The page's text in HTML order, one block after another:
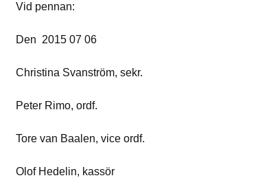
Vid pennan:
Den 2015 07 06
Christina Svanström,
Peter Rimo, ordf.
Tore van Baalen, vice
Olof Hedelin, kassör